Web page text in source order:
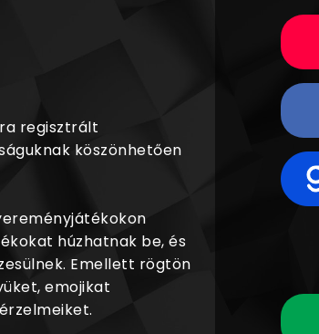
regisztrált
köszönhetően
húzhatnak be, és
Emellett rögtön
emojikat